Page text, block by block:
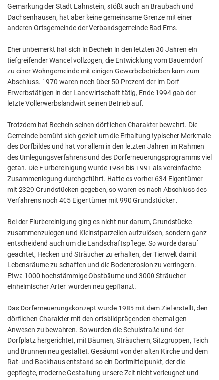
Gemarkung der Stadt Lahnstein, stößt auch an Braubach und
Dachsenhausen, hat aber keine gemeinsame Grenze mit einer
anderen Ortsgemeinde der Verbandsgemeinde Bad Ems.
Eher unbemerkt hat sich in Becheln in den letzten 30 Jahren ein
tiefgreifender Wandel vollzogen, die Entwicklung vom Bauerndorf
zu einer Wohngemeinde mit einigen Gewerbebetrieben kam zum
Abschluss. 1970 waren noch über 50 Prozent der im Dorf
Erwerbstätigen in der Landwirtschaft tätig, Ende 1994 gab der
letzte Vollerwerbslandwirt seinen Betrieb auf.
Trotzdem hat Becheln seinen dörflichen Charakter bewahrt. Die
Gemeinde bemüht sich gezielt um die Erhaltung typischer Merkmale
des Dorfbildes und hat vor allem in den letzten Jahren im Rahmen
des Umlegungsverfahrens und des Dorferneuerungsprogramms viel
getan. Die Flurbereinigung wurde 1984 bis 1991 als vereinfachte
Zusammenlegung durchgeführt. Hatte es vorher 634 Eigentümer
mit 2329 Grundstücken gegeben, so waren es nach Abschluss des
Verfahrens noch 405 Eigentümer mit 990 Grundstücken.
Bei der Flurbereinigung ging es nicht nur darum, Grundstücke
zusammenzulegen und Kleinstparzellen aufzulösen, sondern ganz
entscheidend auch um die Landschaftspflege. So wurde darauf
geachtet, Hecken und Sträucher zu erhalten, der Tierwelt damit
Lebensräume zu schaffen und die Bodenerosion zu verringern.
Etwa 1000 hochstämmige Obstbäume und 3000 Sträucher
einheimischer Arten wurden neu gepflanzt.
Das Dorferneuerungskonzept wurde 1985 mit dem Ziel erstellt, den
dörflichen Charakter mit den ortsbildprägenden ehemaligen
Anwesen zu bewahren. So wurden die Schulstraße und der
Dorfplatz hergerichtet, mit Bäumen, Sträuchern, Sitzgruppen, Teich
und Brunnen neu gestaltet. Gesäumt von der alten Kirche und dem
Rat- und Backhaus entstand so ein Dorfmittelpunkt, der die
gepflegte, moderne Gestaltung unsere Zeit nicht verleugnet und